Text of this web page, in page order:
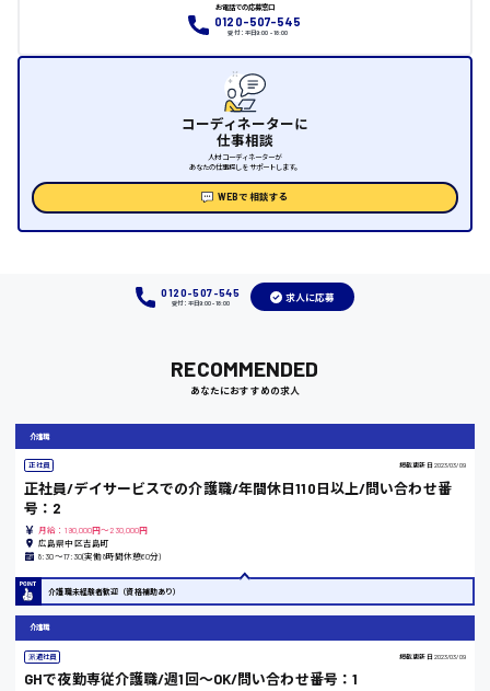
竹原市
時給1100円～
お電話での応募窓口
0120-507-545
受付：平日9:00 - 18:00
コーディネーターに
仕事相談
人材コーディネーターが
あなたの仕事探しをサポートします。
WEBで相談する
0120-507-545
受付：平日9:00 - 18:00
求人に応募
RECOMMENDED
あなたにおすすめの求人
介護職
正社員 掲載更新日 2023/03/09
正社員/デイサービスでの介護職/年間休日110日以上/問い合わせ番
号：2
月給：190,000円～230,000円
広島県中区吉島町
8:30〜17:30(実働8時間休憩60分)
介護職未経験者歓迎（資格補助あり）
介護職
派遣社員 掲載更新日 2023/03/09
GHで夜勤専従介護職/週1回〜OK/問い合わせ番号：1